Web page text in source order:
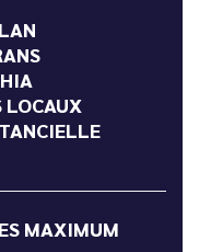
LOCAUX
MAXIMUM